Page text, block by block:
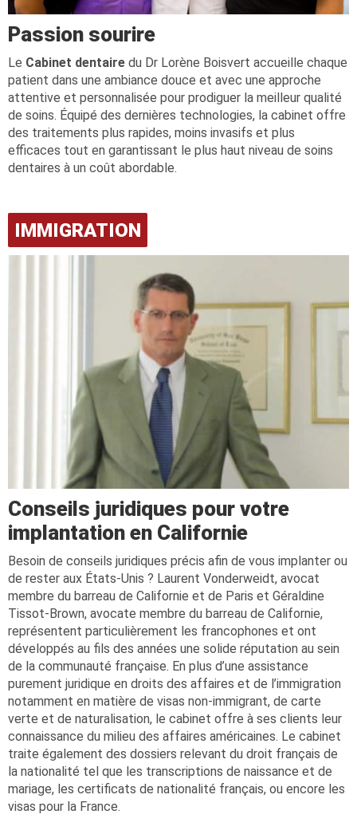
Passion sourire
Le Cabinet dentaire du Dr Lorène Boisvert accueille chaque
patient dans une ambiance douce et avec une approche
attentive et personnalisée pour prodiguer la meilleur qualité
de soins. Équipé des dernières technologies, la cabinet offre
des traitements plus rapides, moins invasifs et plus
efficaces tout en garantissant le plus haut niveau de soins
dentaires à un coût abordable.
IMMIGRATION
Conseils juridiques pour votre
implantation en Californie
Besoin de conseils juridiques précis afin de vous implanter ou
de rester aux États-Unis ? Laurent Vonderweidt, avocat
membre du barreau de Californie et de Paris et Géraldine
Tissot-Brown, avocate membre du barreau de Californie,
représentent particulièrement les francophones et ont
développés au fils des années une solide réputation au sein
de la communauté française. En plus d’une assistance
purement juridique en droits des affaires et de l’immigration
notamment en matière de visas non-immigrant, de carte
verte et de naturalisation, le cabinet offre à ses clients leur
connaissance du milieu des affaires américaines. Le cabinet
traite également des dossiers relevant du droit français de
la nationalité tel que les transcriptions de naissance et de
mariage, les certificats de nationalité français, ou encore les
visas pour la France.